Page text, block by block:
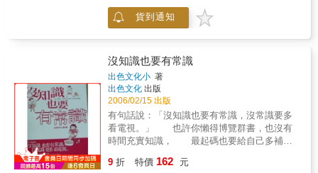
最最最的各種紀錄和有趣的事物，讓你在工作
煩悶之餘，可以放鬆一下心情，多增長一點知
用指尖輕扣，就是可奏出音樂。手套指端裝有
開關，綜合處理樂曲，手腕處的小型音箱會發
出聲響。 美國康乃爾大學研究人員開發出
一種新型刮鬍膏。他們將製造乳酪的乳清廢物
加工成可食用的刮鬍膏和易於分解的包裝氣
墊，既可變廢為寶貝，又能解除男士們在刮鬍
時提防吃進目前有害刮鬍膏的擔憂。 日本
一家公司推出一種電視提燈，這種提燈不但有
光管和搜索燈，還有一部兩平方英寸的液晶體
貨到通知
沒知識也要有常識
出色文化小 著
出色文化 出版
2006/02/15 出版
有句話說：「沒知識也要有常識，沒常識要多
看電視。」 也許你懶得博覽群書，也沒有
時間充實知識， 最起碼也要給自己多補充
知。 本書所選輯的是世界上最大、最好
9 折 特價 162 元